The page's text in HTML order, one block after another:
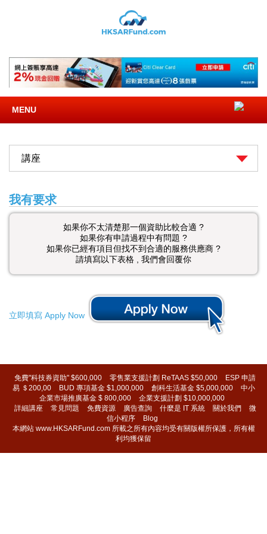
MENU
講座
我有要求
如果你不太清楚那一個資助比較合適 ?
如果你有申請過程中有問題 ?
如果你已經有項目但找不到合適的服務供應商 ?
請填寫以下表格 , 我們會回覆你
立即填寫 Apply Now
免費"科技券資助" $600,000 零售業支援計劃 ReTAAS $50,000
ESP 申請
易 ＄200,00
BUD 專項基金 $1,000,000 創科生活基金 $5,000,000
中小
企業市場推廣基金 $ 800,000
企業支援計劃 $10,000,000
詳細講座
常見問題 免費資源 廣告查詢 什麼是 IT 系統 關於我們
微
信小程序
Blog
本網站 www.HKSARFund.com 所載之所有內容均受有關版權所保護，所有權
利均獲保留